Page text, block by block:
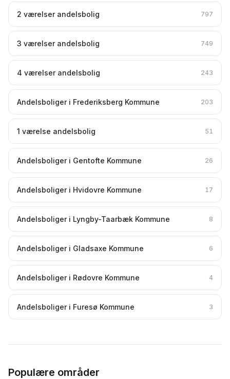
2 værelser andelsbolig 797
3 værelser andelsbolig 749
4 værelser andelsbolig 243
Andelsboliger i Frederiksberg Kommune 203
1 værelse andelsbolig 51
Andelsboliger i Gentofte Kommune 26
Andelsboliger i Hvidovre Kommune 17
Andelsboliger i Lyngby-Taarbæk Kommune 8
Andelsboliger i Gladsaxe Kommune 6
Andelsboliger i Rødovre Kommune 4
Andelsboliger i Furesø Kommune 3
Populære områder